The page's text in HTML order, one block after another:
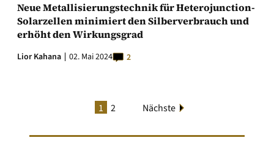
Neue Metallisierungstechnik für Heterojunction-
Solarzellen minimiert den Silberverbrauch und
erhöht den Wirkungsgrad
Lior Kahana 02. Mai 2024 2
1 2 Nächste